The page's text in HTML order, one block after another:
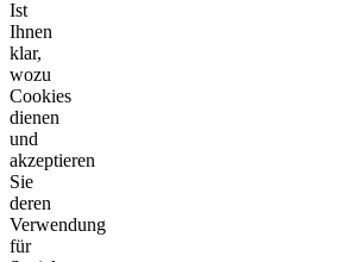
Ist
Ihnen
klar,
wozu
Cookies
dienen
und
akzeptieren
Sie
deren
Verwendung
für